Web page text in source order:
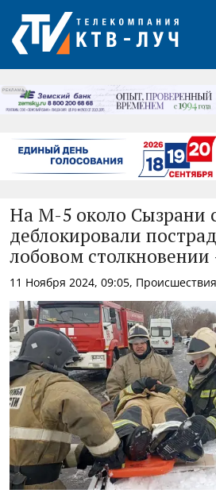
РЕКЛАМА
На М-5 около Сызрани
деблокировали
лобовом столкновении
11 Ноября 2024, 09:05, Происшествия